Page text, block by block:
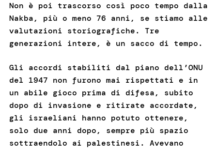
Non è poi trascorso così poco tempo dalla
Nakba, più o meno 76 anni, se stiamo alle
valutazioni storiografiche. Tre
generazioni intere, è un sacco di tempo.
Gli accordi stabiliti dal piano dell’ONU
del 1947 non furono mai rispettati e in
un abile gioco prima di difesa, subito
dopo di invasione e ritirate accordate,
gli israeliani hanno potuto ottenere,
solo due anni dopo, sempre più spazio
sottraendolo ai palestinesi. Avevano